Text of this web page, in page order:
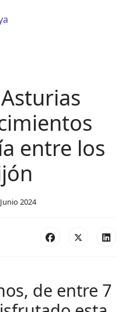
entre los
2024
de entre 7